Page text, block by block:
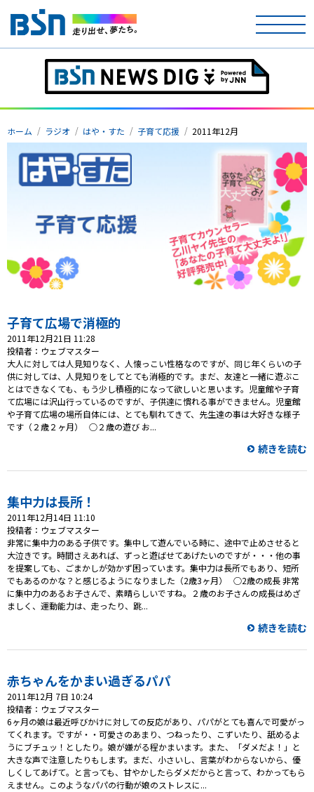
ホーム
テレビ
ラジオ
アナウンサー
イベント
天気
プレゼント
コンテンツ・アプリ
キッズ ケンジュ 愛の募金
Well-being 防災・減災
会社概要・ビジョン
ホーム ラジオ はや・すた 子育て応援 2011年12月
子育て広場で消極的
2011年12月21日 11:28
投稿者：ウェブマスター
大人に対しては人見知りなく、人懐っこい性格なのですが、同じ年くらいの子
供に対しては、人見知りをしてとても消極的です。まだ、友達と一緒に遊ぶこ
とはできなくても、もう少し積極的になって欲しいと思います。児童館や子育
て広場には沢山行っているのですが、子供達に慣れる事ができません。児童館
や子育て広場の場所自体には、とても馴れてきて、先生達の事は大好きな様子
です（２歳２ヶ月） ○２歳の遊び お...
続きを読む
集中力は長所！
2011年12月14日 11:10
投稿者：ウェブマスター
非常に集中力のある子供です。集中して遊んでいる時に、途中で止めさせると
大泣きです。時間さえあれば、ずっと遊ばせてあげたいのですが・・・他の事
を提案しても、ごまかしが効かず困っています。集中力は長所でもあり、短所
でもあるのかな？と感じるようになりました（2歳3ヶ月） ○2歳の成長 非常
に集中力のあるお子さんで、素晴らしいですね。２歳のお子さんの成長はめざ
ましく、運動能力は、走ったり、跳...
続きを読む
赤ちゃんをかまい過ぎるパパ
2011年12月 7日 10:24
投稿者：ウェブマスター
6ヶ月の娘は最近呼びかけに対しての反応があり、パパがとても喜んで可愛がっ
てくれます。ですが・・可愛さのあまり、つねったり、こずいたり、舐めるよ
うにブチュッ！としたり。娘が嫌がる程かまいます。また、「ダメだよ！」と
大きな声で注意したりもします。まだ、小さいし、言葉がわからないから、優
しくしてあげて。と言っても、甘やかしたらダメだからと言って、わかってもら
えません。このようなパパの行動が娘のストレスに...